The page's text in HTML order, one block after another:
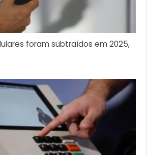
foram subtraídos em 2025,